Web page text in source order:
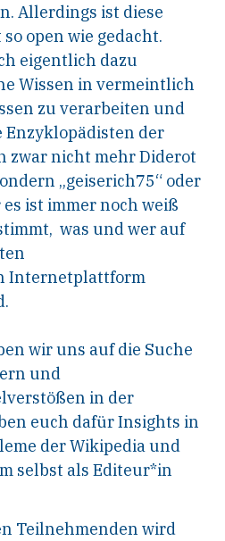
Allerdings ist diese
open wie gedacht.
eigentlich dazu
Wissen in vermeintlich
zu verarbeiten und
Enzyklopädisten der
zwar nicht mehr Diderot
„geiserich75“ oder
ist immer noch weiß
was und wer auf
Internetplattform
wir uns auf die Suche
und
in der
euch dafür Insights in
der Wikipedia und
selbst als Editeur*in
Teilnehmenden wird